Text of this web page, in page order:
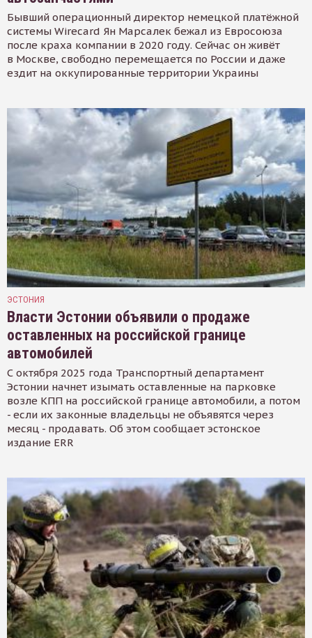
Бывший операционный директор немецкой платёжной
системы Wirecard Ян Марсалек бежал из Евросоюза
после краха компании в 2020 году. Сейчас он живёт
в Москве, свободно перемещается по России и даже
ездит на оккупированные территории Украины
ЭСТОНИЯ
Власти Эстонии объявили о продаже
оставленных на российской границе
автомобилей
С октября 2025 года Транспортный департамент
Эстонии начнет изымать оставленные на парковке
возле КПП на российской границе автомобили, а потом
- если их законные владельцы не объявятся через
месяц - продавать. Об этом сообщает эстонское
издание ERR